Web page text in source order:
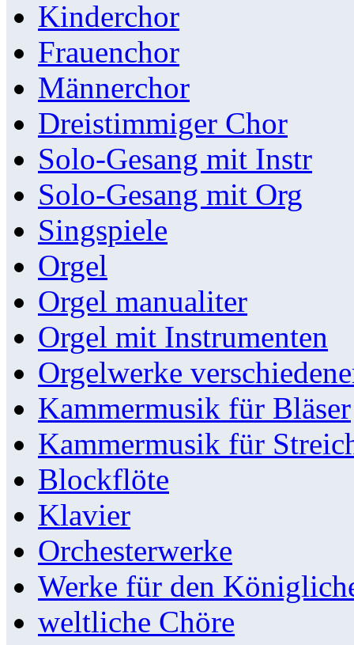
Kinderchor
Frauenchor
Männerchor
Dreistimmiger Chor
Solo-Gesang mit Instr
Solo-Gesang mit Org
Singspiele
Orgel
Orgel manualiter
Orgel mit Instrumenten
Orgelwerke
Kammermusik für Bläser
Kammermusik für
Blockflöte
Klavier
Orchesterwerke
Werke für den
weltliche Chöre